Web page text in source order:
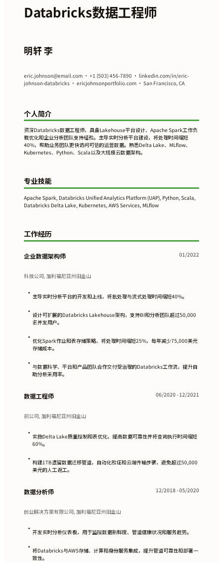
Databricks数据工程师
明轩 李
eric.johnson@email.com • +1 (503) 456-7890 • linkedin.com/in/eric-
johnson-databricks • ericjohnsonportfolio.com • San Francisco, CA
个人简介
资深Databricks数据工程师，具备Lakehouse平台设计、Apache Spark工作负
载优化和企业分析团队支持经验。主导实时分析平台建设，将处理时间缩短
40%，帮助业务团队更快访问可信的运营数据。熟悉Delta Lake、MLflow、
Kubernetes、Python、Scala以及大规模云数据架构。
专业技能
Apache Spark, Databricks Unified Analytics Platform (UAP), Python, Scala,
Databricks Delta Lake, Kubernetes, AWS Services, MLflow
工作经历
企业数据架构师 01/2022
科技公司, 加利福尼亚州旧金山
• 主导实时分析平台的开发和上线，将批处理与流式处理时间缩短40%。
• 设计可扩展的Databricks Lakehouse架构，支持BI和分析团队超过50,000
名并发用户。
• 优化Spark作业和表存储策略，将处理时间缩短25%，每年减少75,000美元
存储成本。
• 与数据科学、平台和产品团队合作交付受治理的Databricks工作流，提升自
助分析采用率。
数据工程师 06/2020 - 12/2021
前公司, 加利福尼亚州旧金山
• 实施Delta Lake质量控制和表优化，提高数据可靠性并将查询执行时间缩短
60%。
• 构建1TB遗留数据迁移管道，自动化验证和云端传输步骤，避免超过50,000
美元的人工返工。
数据分析师 12/2018 - 05/2020
创业解决方案有限公司, 加利福尼亚州旧金山
• 开发实时分析仪表板，用于监控数据新鲜度、管道健康状况和服务趋势。
• 将Databricks与AWS存储、计算和身份服务集成，提升管道可靠性和部署一
致性。